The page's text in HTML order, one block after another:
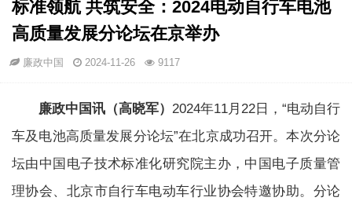
标准领航 共筑安全：2024电动自行车电池
高质量发展分论坛在京举办
廉政中国 2024-11-26 9117
廉政中国讯（高晓军） 2024年11月22日，“电动自行
车及电池高质量发展分论坛”在北京成功召开。本次分论
坛由中国电子技术标准化研究院主办，中国电子质量管
理协会、北京市自行车电动车行业协会特邀协助。分论